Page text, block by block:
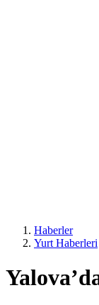
Haberler
Yurt Haberleri